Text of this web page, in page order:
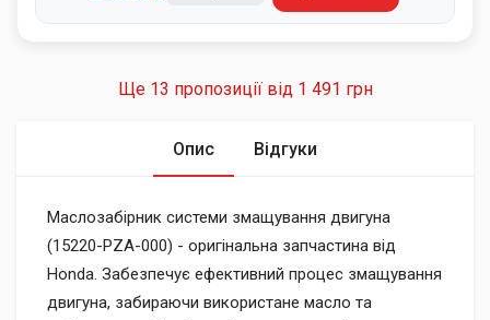
Ще 13 пропозиції від 1 491 грн
Опис Відгуки
Маслозабірник системи змащування двигуна
(15220-PZA-000) - оригінальна запчастина від
Honda. Забезпечує ефективний процес змащування
двигуна, забираючи використане масло та